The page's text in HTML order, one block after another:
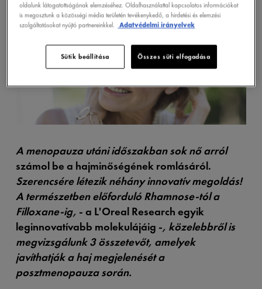
A menopauza utáni időszakban sok nő arról
számol be a hajminőségének romlásáról.
Szerencsére létezik néhány innovatív megoldás!
A természetben előforduló Rhamnose-tól a
Filloxane-ig, - a L'Oreal Research egyik
leginnovatívabb molekulájáig -, közelebbről is
megvizsgálunk 3 összetevőt, amelyek
javíthatják a haj megjelenését a
posztmenopauza során.
oldalunk látogatottságának elemzéséhez. Oldalhasználattal kapcsolatos információkat
is megosztunk a közösségi média területén tevékenykedő, a hirdetési és elemzési
szolgáltatásokat nyújtó partnereinkkel.
Adatvédelmi irányelvek
Sütik beállítása Összes süti elfogadása